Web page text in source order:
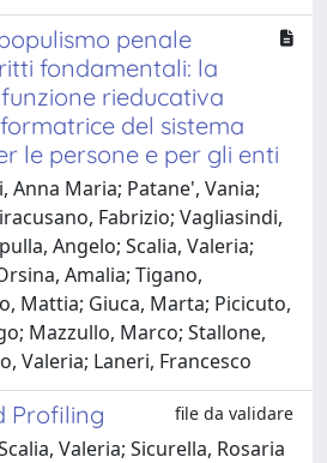
penale
fondamentali: la
rieducativa
del sistema
le persone e per gli enti
Anna Maria; Patane', Vania;
Fabrizio; Vagliasindi,
Angelo; Scalia, Valeria;
Amalia; Tigano,
Mattia; Giuca, Marta; Picicuto,
Mazzullo, Marco; Stallone,
Valeria; Laneri, Francesco
Profiling file da validare
Valeria; Sicurella, Rosaria